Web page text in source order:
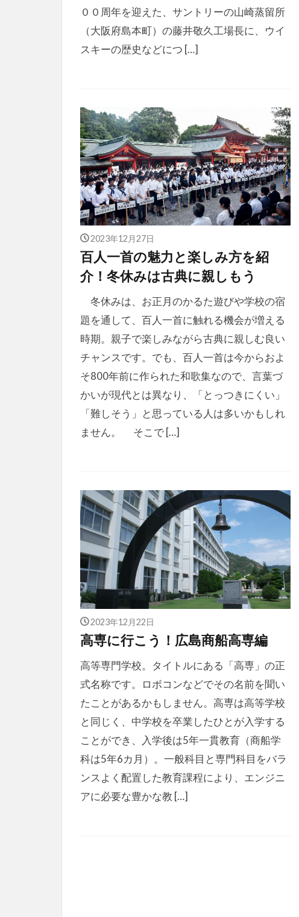
００周年を迎えた、サントリーの山崎蒸留所
（大阪府島本町）の藤井敬久工場長に、ウイ
スキーの歴史などにつ […]
2023年12月27日
百人一首の魅力と楽しみ方を紹
介！冬休みは古典に親しもう
冬休みは、お正月のかるた遊びや学校の宿
題を通して、百人一首に触れる機会が増える
時期。親子で楽しみながら古典に親しむ良い
チャンスです。でも、百人一首は今からおよ
そ800年前に作られた和歌集なので、言葉づ
かいが現代とは異なり、「とっつきにくい」
「難しそう」と思っている人は多いかもしれ
ません。 そこで […]
2023年12月22日
高専に行こう！広島商船高専編
高等専門学校。タイトルにある「高専」の正
式名称です。ロボコンなどでその名前を聞い
たことがあるかもしません。高専は高等学校
と同じく、中学校を卒業したひとが入学する
ことができ、入学後は5年一貫教育（商船学
科は5年6カ月）。一般科目と専門科目をバラ
ンスよく配置した教育課程により、エンジニ
アに必要な豊かな教 […]